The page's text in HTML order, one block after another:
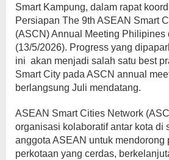
Smart Kampung, dalam rapat
Persiapan The 9th ASEAN Smart
(ASCN) Annual Meeting Philipines
(13/5/2026). Progress yang
ini akan menjadi salah satu best
Smart City pada ASCN annual
berlangsung Juli mendatang.
ASEAN Smart Cities Network
organisasi kolaboratif antar kota di
anggota ASEAN untuk mendorong
perkotaan yang cerdas,